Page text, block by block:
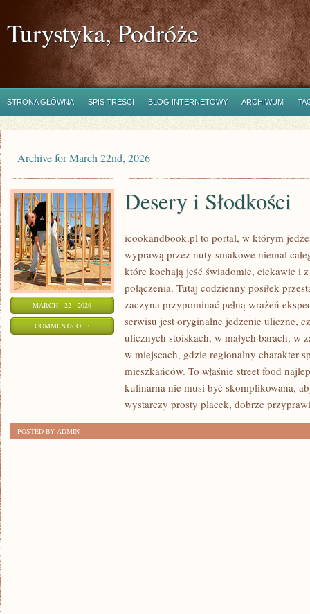
Turystyka, Podróże
STRONA GŁÓWNA SPIS TREŚCI BLOG INTERNETOWY ARCHIWUM
Archive for March 22nd, 2026
MARCH - 22 - 2026
COMMENTS OFFON
SŁODKOŚCI
Desery i Słodkości
icookandbook.pl to portal, w którym
wyprawą przez nuty smakowe niemal
które kochają jeść świadomie, ciekawie i
połączenia. Tutaj codzienny posiłek
zaczyna przypominać pełną wrażeń
serwisu jest oryginalne jedzenie uliczne,
ulicznych stoiskach, w małych barach, w
w miejscach, gdzie regionalny charakter
mieszkańców. To właśnie street food
kulinarna nie musi być skomplikowana,
wystarczy prosty placek, dobrze
POSTED BY ADMIN